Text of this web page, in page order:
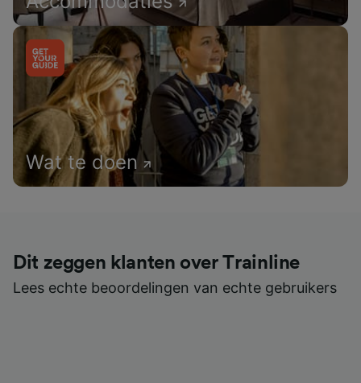
Wat te doen
Dit zeggen klanten over Trainline
Lees echte beoordelingen van echte gebruikers